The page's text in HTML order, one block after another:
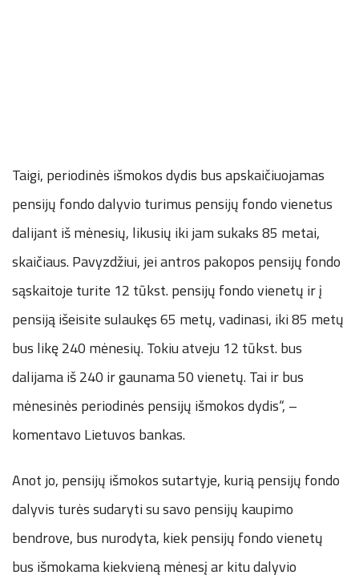
Taigi, periodinės išmokos dydis bus apskaičiuojamas
pensijų fondo dalyvio turimus pensijų fondo vienetus
dalijant iš mėnesių, likusių iki jam sukaks 85 metai,
skaičiaus. Pavyzdžiui, jei antros pakopos pensijų fondo
sąskaitoje turite 12 tūkst. pensijų fondo vienetų ir į
pensiją išeisite sulaukęs 65 metų, vadinasi, iki 85 metų
bus likę 240 mėnesių. Tokiu atveju 12 tūkst. bus
dalijama iš 240 ir gaunama 50 vienetų. Tai ir bus
mėnesinės periodinės pensijų išmokos dydis“, –
komentavo Lietuvos bankas.
Anot jo, pensijų išmokos sutartyje, kurią pensijų fondo
dalyvis turės sudaryti su savo pensijų kaupimo
bendrove, bus nurodyta, kiek pensijų fondo vienetų
bus išmokama kiekvieną mėnesį ar kitu dalyvio